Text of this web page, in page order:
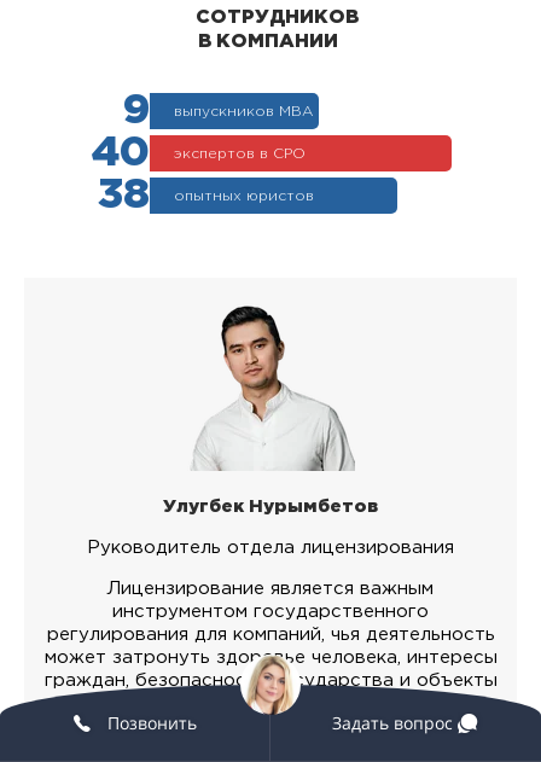
СОТРУДНИКОВ
В КОМПАНИИ
9 выпускников МВА
40 экспертов в СРО
38 опытных юристов
Улугбек Нурымбетов
Руководитель отдела лицензирования
Лицензирование является важным
инструментом государственного
регулирования для компаний, чья деятельность
может затронуть здоровье человека, интересы
граждан, безопасность государства и объекты
культуры.
Позвонить Задать вопрос